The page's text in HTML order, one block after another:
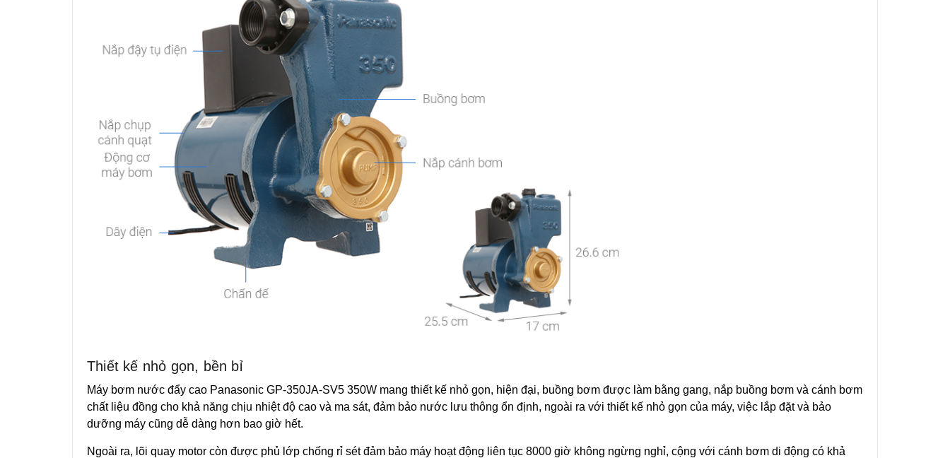
Thiết kế nhỏ gọn, bền bỉ
Máy bơm nước đẩy cao Panasonic GP-350JA-SV5 350W mang thiết kế nhỏ gọn, hiện đại, buồng bơm được làm bằng gang, nắp buồng bơm và cánh bơm
chất liệu đồng cho khả năng chịu nhiệt độ cao và ma sát, đảm bảo nước lưu thông ổn định, ngoài ra với thiết kế nhỏ gọn của máy, việc lắp đặt và bảo
dưỡng máy cũng dễ dàng hơn bao giờ hết.
Ngoài ra, lõi quay motor còn được phủ lớp chống rỉ sét đảm bảo máy hoạt động liên tục 8000 giờ không ngừng nghỉ, cộng với cánh bơm di động có khả